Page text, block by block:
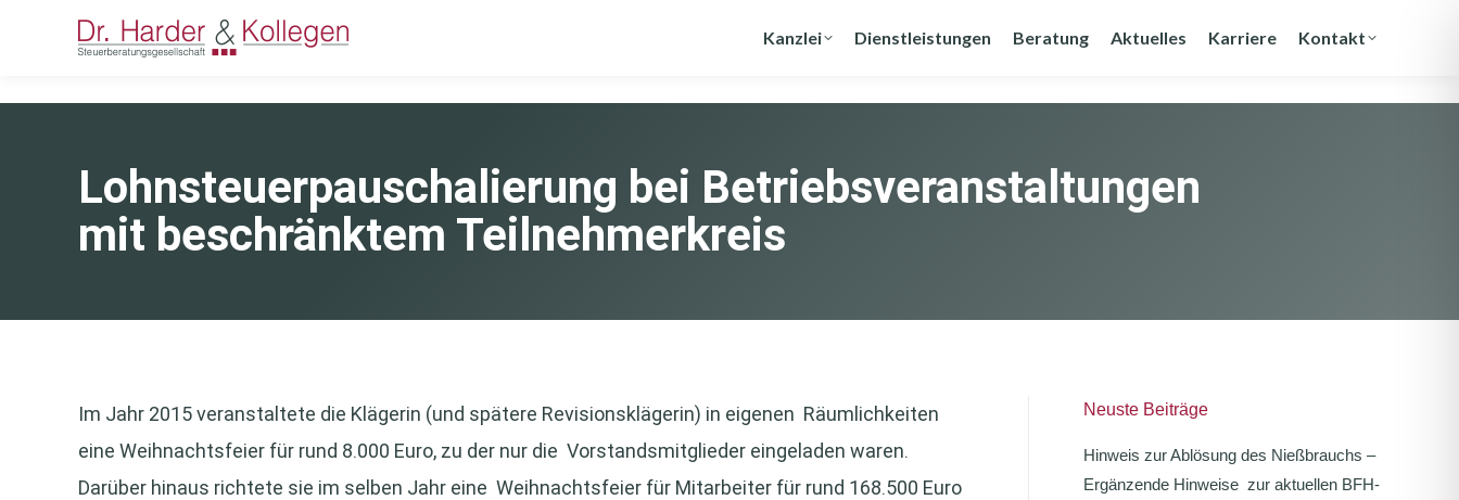
Kanzlei Dienstleistungen Beratung Aktuelles Karriere Kontakt
Lohnsteuerpauschalierung bei Betriebsveranstaltungen
mit beschränktem Teilnehmerkreis
Im Jahr 2015 veranstaltete die Klägerin (und spätere Revisionsklägerin) in eigenen Räumlichkeiten
eine Weihnachtsfeier für rund 8.000 Euro, zu der nur die Vorstandsmitglieder eingeladen waren.
Darüber hinaus richtete sie im selben Jahr eine Weihnachtsfeier für Mitarbeiter für rund 168.500 Euro
Neuste Beiträge
Hinweis zur Ablösung des Nießbrauchs –
Ergänzende Hinweise zur aktuellen BFH-